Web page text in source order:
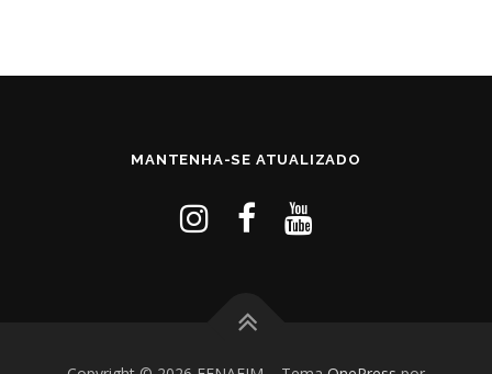
MANTENHA-SE ATUALIZADO